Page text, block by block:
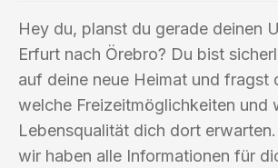
Hey du, planst du gerade deinen
Erfurt nach Örebro? Du bist
auf deine neue Heimat und fragst
welche Freizeitmöglichkeiten und
Lebensqualität dich dort
wir haben alle Informationen für